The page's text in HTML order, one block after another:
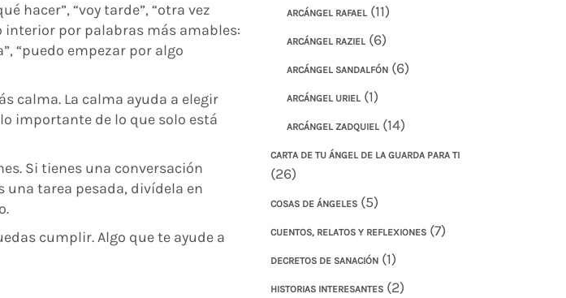
hacer”, “voy tarde”, “otra vez
interior por palabras más amables:
“puedo empezar por algo
calma. La calma ayuda a elegir
importante de lo que solo está
Si tienes una conversación
una tarea pesada, divídela en
cumplir. Algo que te ayude a
ARCÁNGEL RAFAEL(11)
ARCÁNGEL RAZIEL(6)
ARCÁNGEL SANDALFÓN(6)
ARCÁNGEL URIEL(1)
ARCÁNGEL ZADQUIEL(14)
CARTA DE TU ÁNGEL DE LA GUARDA PARA TI
(26)
COSAS DE ÁNGELES(5)
CUENTOS, RELATOS Y REFLEXIONES(7)
DECRETOS DE SANACIÓN(1)
HISTORIAS INTERESANTES(2)